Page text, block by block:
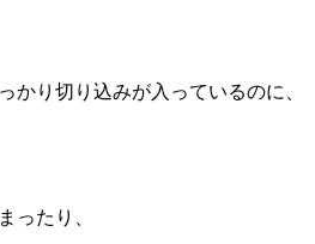
かり切り込みが入っているのに、
ったり、